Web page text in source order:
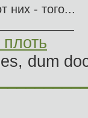
них - того...
dum